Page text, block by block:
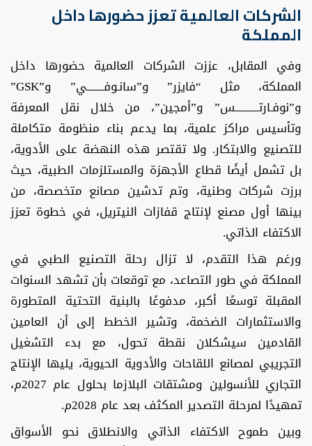
الشركات العالمية تعزز حضورها داخل
المملكة
وفي المقابل، عززت الشركات العالمية حضورها داخل
المملكة، مثل “فايزر” و”سانـوفــــــــي” و”GSK”
و”نوفـارتـــــــــــس” و”أمجين”، من خلال نقل المعرفة
وتأسيس مراكز علمية، بما يدعم بناء منظومة متكاملة
للتصنيع والابتكار. ولا تقتصر هذه النهضة على الأدوية،
بل تشمل أيضًا قطاع الأجهزة والمستلزمات الطبية، حيث
برزت شركات وطنية، وتم تدشين مصانع متخصصة، من
بينها أول مصنع لإنتاج قفازات النيتريل، في خطوة تعزز
الاكتفاء الذاتي.
ورغم هذا التقدم، لا تزال رحلة التصنيع الطبي في
المملكة في طور التصاعد، مع توقعات بأن تشهد السنوات
المقبلة توسعًا أكبر، مدفوعًا بالبنية التحتية المتطورة
والاستثمارات الضخمة، وتشير الخطط إلى أن العامين
القادمين سيشكلان نقطة تحول، مع بدء التشغيل
التجريبي لمصانع اللقاحات والأدوية الحيوية، يليها الإنتاج
التجاري للأنسولين ومشتقات البلازما بحلول عام 2027م،
تمهيدًا لمرحلة التصدير المكثف بعد عام 2028م.
وبين طموح الاكتفاء الذاتي والانطلاق نحو الأسواق